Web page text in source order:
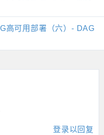
高可用部署（六）- DAG
登录以回复